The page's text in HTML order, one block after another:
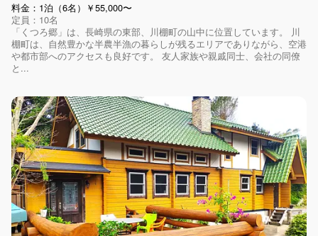
料金：1泊（6名）￥55,000〜
定員：10名
「くつろ郷」は、長崎県の東部、川棚町の山中に位置しています。 川
棚町は、自然豊かな半農半漁の暮らしが残るエリアでありながら、空港
や都市部へのアクセスも良好です。 友人家族や親戚同士、会社の同僚
と...